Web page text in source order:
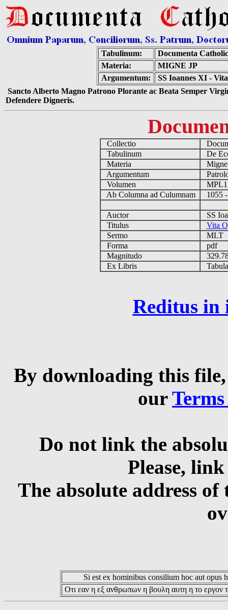
Tabulinum:
Documenta
Materia:
MIGNE JP
Argumentum:
SS Ioannes XI -
Sancto Alberto Magno Patrono Plorante ac Beata Semper
Defendere Digneris.
Collectio
Tabulinum
De
Materia
Argumentum
Volumen
Ab Columna ad Culumnam
1055
Auctor
SS
Titulus
Vita
Sermo
MLT
Forma
pdf
Magnitudo
Ex Libris
Reditus in
By downloading this
our
Do not link the
Please,
The absolute address
Si est ex hominibus consilium hoc aut opus
Οτι εαν η εξ ανθρωπων η βουλη αυτη η το εργον